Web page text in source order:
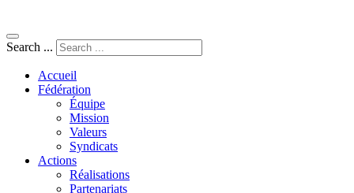
Search ...
Accueil
Fédération
Équipe
Mission
Valeurs
Syndicats
Actions
Réalisations
Partenariats